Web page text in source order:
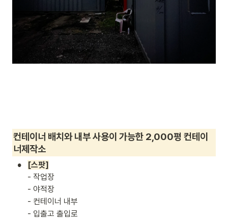
컨테이너 배치와 내부 사용이 가능한 2,000평 컨테이
너제작소
•
- 작업장
- 야적장
- 컨테이너 내부
- 입출고 출입로